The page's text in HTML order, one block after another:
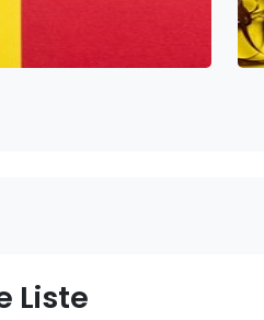
Liste